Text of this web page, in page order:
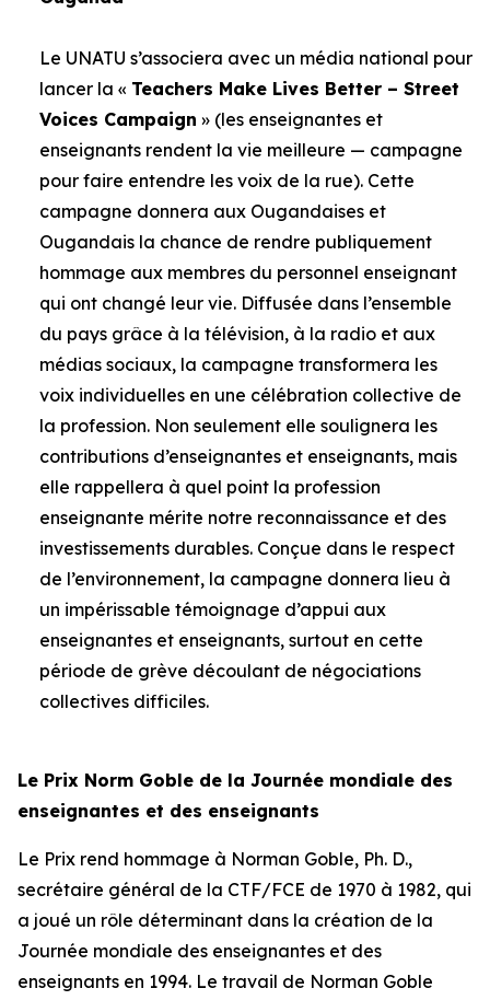
Le UNATU s’associera avec un média national pour
lancer la « Teachers Make Lives Better – Street
Voices Campaign » (les enseignantes et
enseignants rendent la vie meilleure — campagne
pour faire entendre les voix de la rue). Cette
campagne donnera aux Ougandaises et
Ougandais la chance de rendre publiquement
hommage aux membres du personnel enseignant
qui ont changé leur vie. Diffusée dans l’ensemble
du pays grâce à la télévision, à la radio et aux
médias sociaux, la campagne transformera les
voix individuelles en une célébration collective de
la profession. Non seulement elle soulignera les
contributions d’enseignantes et enseignants, mais
elle rappellera à quel point la profession
enseignante mérite notre reconnaissance et des
investissements durables. Conçue dans le respect
de l’environnement, la campagne donnera lieu à
un impérissable témoignage d’appui aux
enseignantes et enseignants, surtout en cette
période de grève découlant de négociations
collectives difficiles.
Le Prix Norm Goble de la Journée mondiale des
enseignantes et des enseignants
Le Prix rend hommage à Norman Goble, Ph. D.,
secrétaire général de la CTF/FCE de 1970 à 1982, qui
a joué un rôle déterminant dans la création de la
Journée mondiale des enseignantes et des
enseignants en 1994. Le travail de Norman Goble